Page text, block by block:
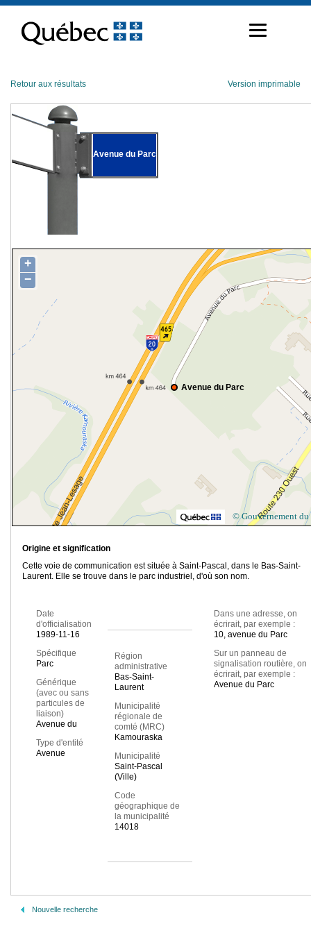
contenu
Retour aux résultats Version imprimable
Avenue du Parc
Avenue du Parc
+
−
© Gouvernement du
Origine et signification
Cette voie de communication est située à Saint-Pascal, dans le Bas-Saint-
Laurent. Elle se trouve dans le parc industriel, d'où son nom.
Date
d'officialisation
1989-11-16
Spécifique
Parc
Générique
(avec ou sans
particules de
liaison)
Avenue du
Type d'entité
Avenue
Région
administrative
Bas-Saint-
Laurent
Municipalité
régionale de
comté (MRC)
Kamouraska
Municipalité
Saint-Pascal
(Ville)
Code
géographique de
la municipalité
14018
Dans une adresse, on
écrirait, par exemple :
10, avenue du Parc
Sur un panneau de
signalisation routière, on
écrirait, par exemple :
Avenue du Parc
Nouvelle recherche